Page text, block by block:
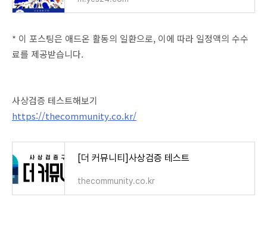
* 이 포스팅은 애드온 활동의 일환으로, 이에 따라 일정액의 수수
료를 제공받습니다.
사상검증 테스트해보기
https://thecommunity.co.kr/
[더 커뮤니티]사상검증 테스트
thecommunity.co.kr